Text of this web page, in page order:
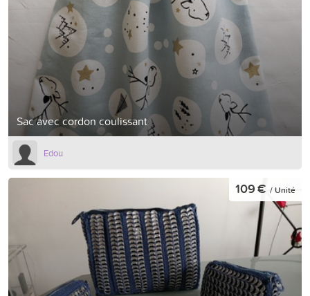
Sac avec cordon coulissant
Edou
109 € / Unité